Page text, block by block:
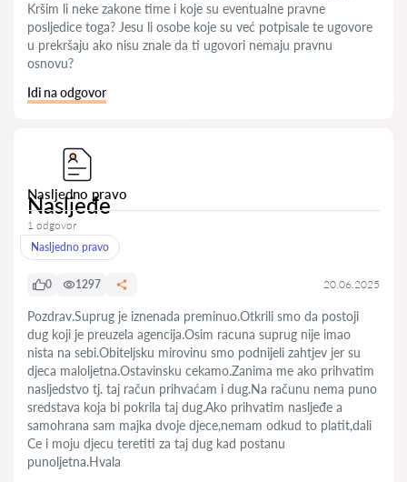
Kršim li neke zakone time i koje su eventualne pravne
posljedice toga? Jesu li osobe koje su već potpisale te ugovore
u prekršaju ako nisu znale da ti ugovori nemaju pravnu
osnovu?
Idi na odgovor
Nasljedno pravo
Nasljeđe
1 odgovor
Nasljedno pravo
0 1297 20.06.2025
Pozdrav.Suprug je iznenada preminuo.Otkrili smo da postoji
dug koji je preuzela agencija.Osim racuna suprug nije imao
nista na sebi.Obiteljsku mirovinu smo podnijeli zahtjev jer su
djeca maloljetna.Ostavinsku cekamo.Zanima me ako prihvatim
nasljedstvo tj. taj račun prihvaćam i dug.Na računu nema puno
sredstava koja bi pokrila taj dug.Ako prihvatim nasljeđe a
samohrana sam majka dvoje djece,nemam odkud to platit,dali
Ce i moju djecu teretiti za taj dug kad postanu
punoljetna.Hvala